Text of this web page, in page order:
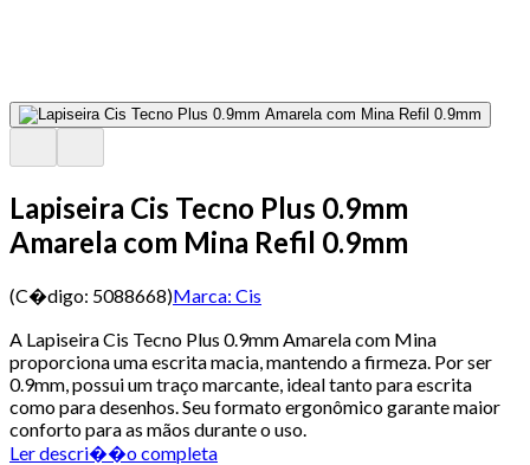
Lapiseira Cis Tecno Plus 0.9mm
Amarela com Mina Refil 0.9mm
(C�digo: 5088668)Marca: Cis
A Lapiseira Cis Tecno Plus 0.9mm Amarela com Mina
proporciona uma escrita macia, mantendo a firmeza. Por ser
0.9mm, possui um traço marcante, ideal tanto para escrita
como para desenhos. Seu formato ergonômico garante maior
conforto para as mãos durante o uso.
Ler descri��o completa